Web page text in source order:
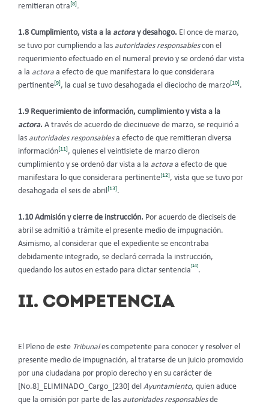
remitieran otra[8].
1.8 Cumplimiento, vista a la actoray desahogo. El once de marzo,
se tuvo por cumpliendo a las autoridades responsablescon el
requerimiento efectuado en el numeral previo y se ordenó dar vista
a la actora a efecto de que manifestara lo que considerara
pertinente[9], la cual se tuvo desahogada el dieciocho de marzo[10].
1.9 Requerimiento de información, cumplimiento y vista a la
actora. A través de acuerdo de diecinueve de marzo, se requirió a
las autoridades responsablesa efecto de que remitieran diversa
información[11], quienes el veintisiete de marzo dieron
cumplimiento y se ordenó dar vista a la actora a efecto de que
manifestara lo que considerara pertinente[12], vista que se tuvo por
desahogada el seis de abril [13].
1.10 Admisión y cierre de instrucción. Por acuerdo de dieciseis de
abril se admitió a trámite el presente medio de impugnación.
Asimismo, al considerar que el expediente se encontraba
debidamente integrado, se declaró cerrada la instrucción,
quedando los autos en estado para dictar sentencia
[14]
.
II. COMPETENCIA
El Pleno de este Tribunales competente para conocer y resolver el
presente medio de impugnación, al tratarse de un juicio promovido
por una ciudadana por propio derecho y en su carácter de
[No.8]_ELIMINADO_Cargo_[230] del Ayuntamiento, quien aduce
que la omisión por parte de las autoridades responsablesde